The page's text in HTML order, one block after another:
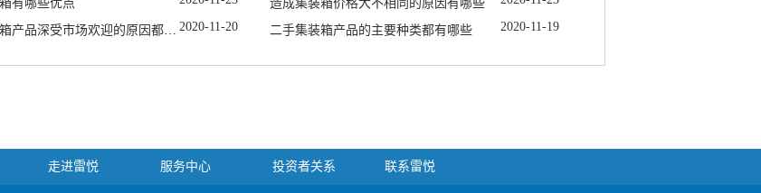
有哪些优点 造成集装箱价格大不相同的原因有哪些
二手集装箱产品深受市场欢迎的原因都有哪些 2020-11-20 二手集装箱产品的主要种类都有哪些 2020-11-19
走进雷悦 服务中心 投资者关系 联系雷悦